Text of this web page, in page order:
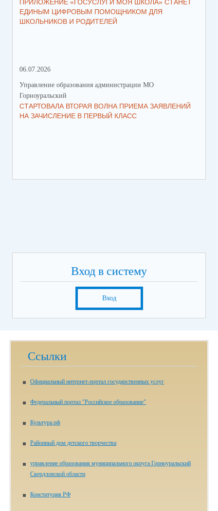
ПРИЛОЖЕНИЕ «ГОСУСЛУГИ МОЯ ШКОЛА» СТАНЕТ
ЕДИНЫМ ЦИФРОВЫМ ПОМОЩНИКОМ ДЛЯ
ШКОЛЬНИКОВ И РОДИТЕЛЕЙ
06.07.2026
Управление образования администрации МО
Горноуральский
СТАРТОВАЛА ВТОРАЯ ВОЛНА ПРИЕМА ЗАЯВЛЕНИЙ
НА ЗАЧИСЛЕНИЕ В ПЕРВЫЙ КЛАСС
Вход в систему
Вход
Ссылки
Официальный интернет-портал государственных услуг
Федеральный портал "Российское образование"
Культура.рф
Районный дом детского творчества
управление образования муниципального округа Горноуральский
Свердловской области
Конституция РФ